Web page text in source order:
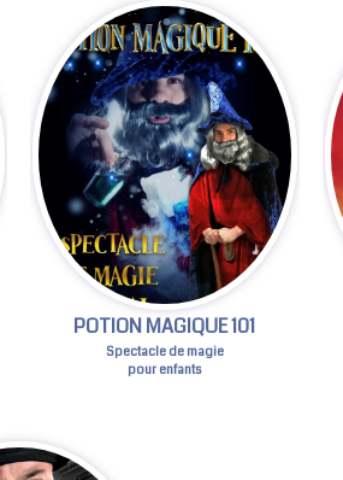
POTION MAGIQUE 101
Spectacle de magie
pour enfants